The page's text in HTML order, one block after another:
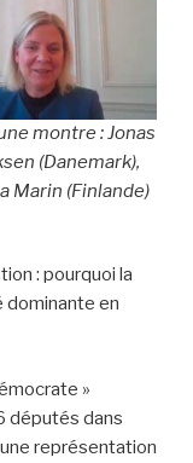
montre : Jonas
(Danemark),
Marin (Finlande)
: pourquoi la
dominante en
»
députés dans
représentation